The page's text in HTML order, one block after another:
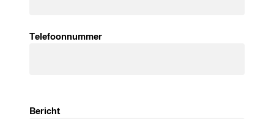
Telefoonnummer
Bericht